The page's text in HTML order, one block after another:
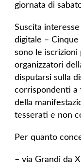
giornata di
Suscita
digitale –
sono le iscrizioni
organizzatori
disputarsi sulla
corrispondenti a
della
tesserati e non
Per quanto
– via Grandi da